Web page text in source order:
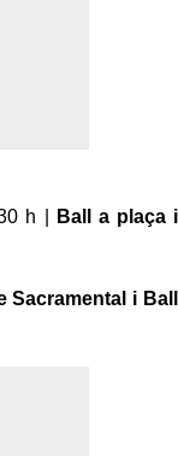
h |
Ball a plaça i
Sacramental i Ball